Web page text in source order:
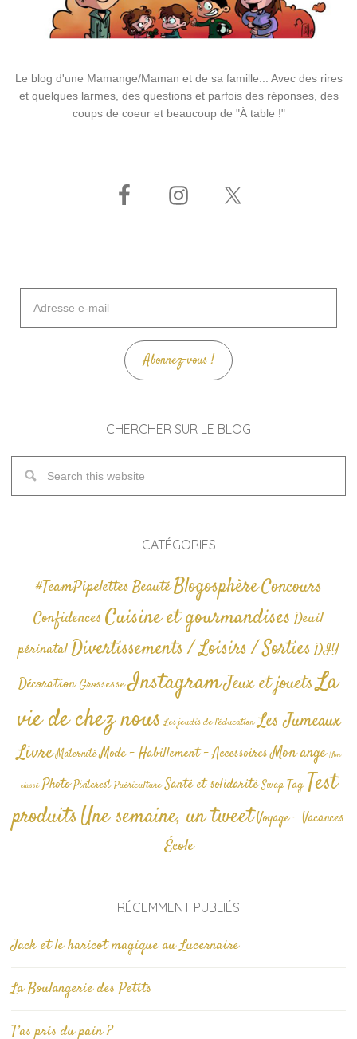
Le blog d'une Mamange/Maman et de sa famille... Avec des rires
et quelques larmes, des questions et parfois des réponses, des
coups de coeur et beaucoup de "À table !"
mail
Abonnez-vous !
CHERCHER SUR LE BLOG
CATÉGORIES
#TeamPipelettesBeautéBlogosphèreConcours
Confidences Cuisine et gourmandises Deuil
périnatalDivertissements / Loisirs / SortiesDIY
Décoration GrossesseInstagramJeux et jouetsLa
vie de chez nous Les jeudis de l'éducation Les Jumeaux
Livre Maternité Mode - Habillement - AccessoiresMon ange Non
classé Photo Pinterest Puériculture Santé et solidarité Swap TagTest
produitsUne semaine, un tweetVoyage - Vacances
École
RÉCEMMENT PUBLIÉS
Jack et le haricot magique au Lucernaire
La Boulangerie des Petits
T’as pris du pain ?